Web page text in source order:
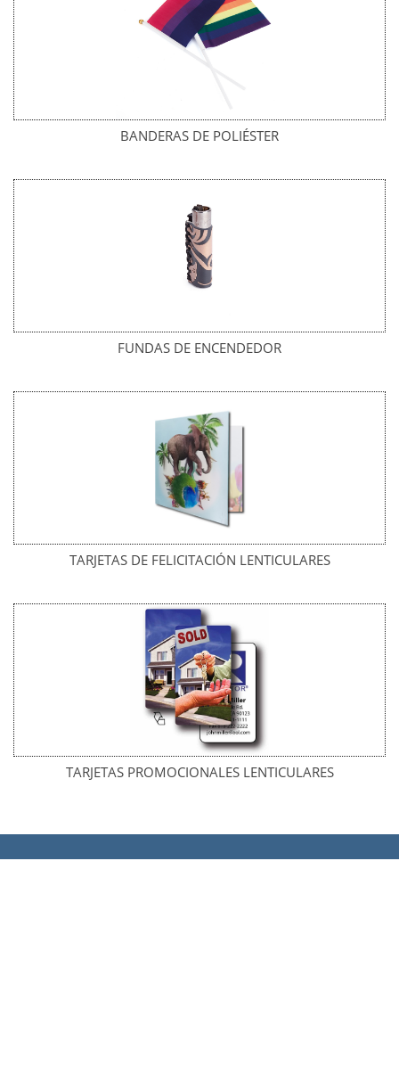
BANDERAS DE POLIÉSTER
FUNDAS DE ENCENDEDOR
TARJETAS DE FELICITACIÓN LENTICULARES
TARJETAS PROMOCIONALES LENTICULARES